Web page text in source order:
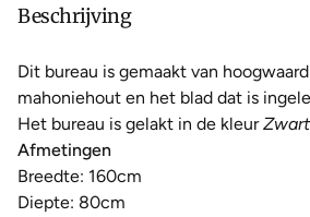
Beschrijving
Dit bureau is gemaakt van
mahoniehout en het blad dat is
Het bureau is gelakt in de kleur
Afmetingen
Breedte: 160cm
Diepte: 80cm